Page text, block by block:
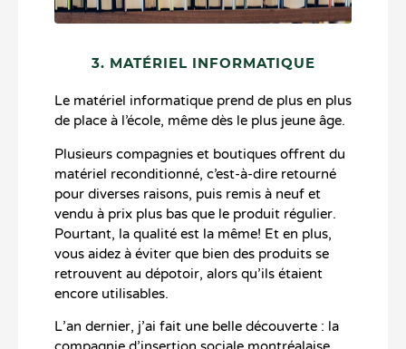
3. MATÉRIEL INFORMATIQUE
Le matériel informatique prend de plus en plus
de place à l’école, même dès le plus jeune âge.
Plusieurs compagnies et boutiques offrent du
matériel reconditionné, c’est-à-dire retourné
pour diverses raisons, puis remis à neuf et
vendu à prix plus bas que le produit régulier.
Pourtant, la qualité est la même! Et en plus,
vous aidez à éviter que bien des produits se
retrouvent au dépotoir, alors qu’ils étaient
encore utilisables.
L’an dernier, j’ai fait une belle découverte : la